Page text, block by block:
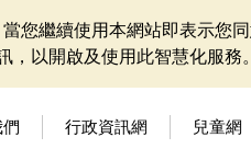
您繼續使用本網站即表示您
以開啟及使用此智慧化服務。
行政資訊網 兒童網